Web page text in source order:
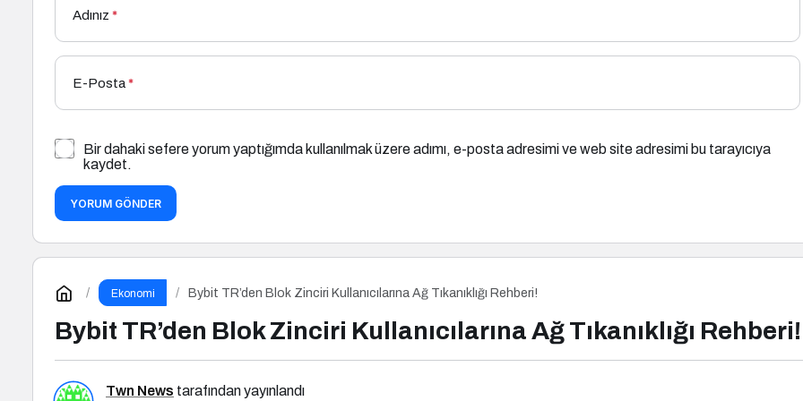
Adınız *
E-Posta*
Bir dahaki sefere yorum yaptığımda kullanılmak üzere adımı, e-posta adresimi ve web site adresimi bu tarayıcıya
kaydet.
YORUM GÖNDER
Ekonomi Bybit TR’den Blok Zinciri Kullanıcılarına Ağ Tıkanıklığı Rehberi!
Bybit TR’den Blok Zinciri Kullanıcılarına Ağ Tıkanıklığı Rehberi!
Twn News tarafından yayınlandı